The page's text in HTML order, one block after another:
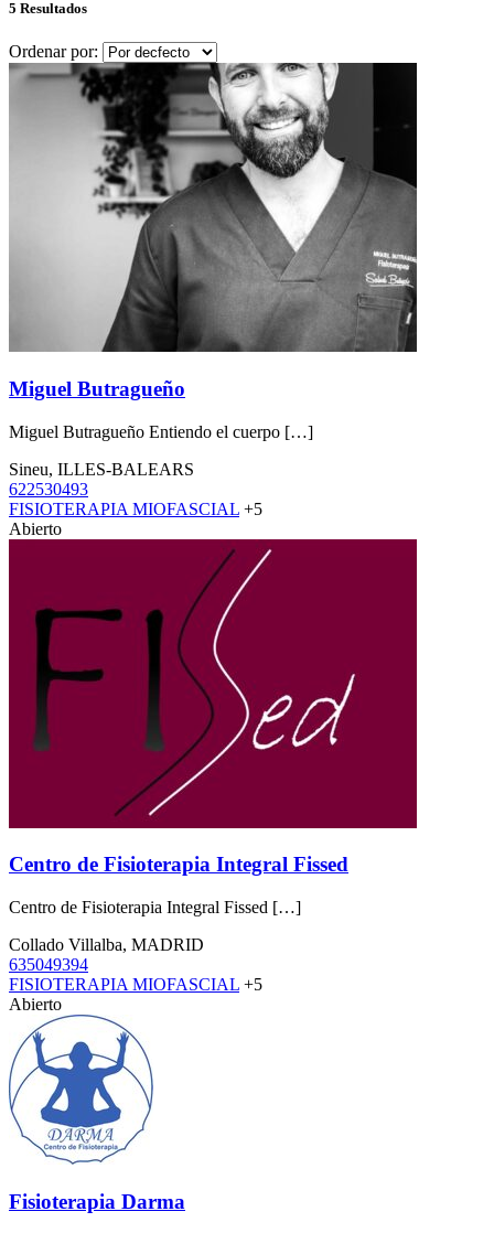
5 Resultados
Ordenar por:
Miguel Butragueño
Miguel Butragueño Entiendo el cuerpo […]
Sineu, ILLES-BALEARS
622530493
FISIOTERAPIA MIOFASCIAL +5
Abierto
Centro de Fisioterapia Integral Fissed
Centro de Fisioterapia Integral Fissed […]
Collado Villalba, MADRID
635049394
FISIOTERAPIA MIOFASCIAL +5
Abierto
Fisioterapia Darma